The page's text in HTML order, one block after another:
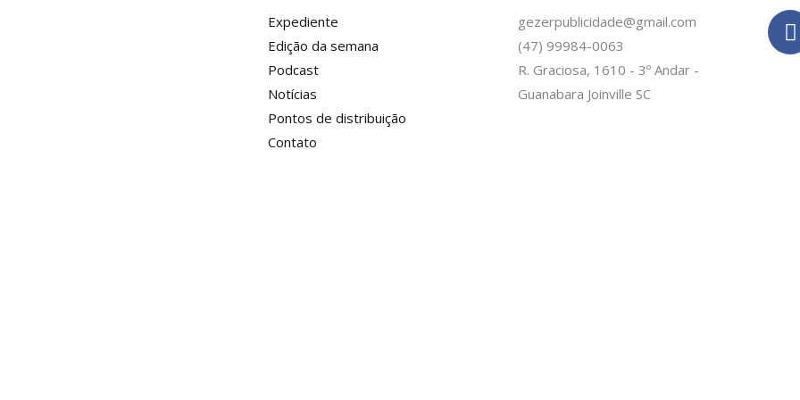
Expediente
Edição da semana
Podcast
Notícias
Pontos de distribuição
Contato
gezerpublicidade@gmail.com
(47) 99984-0063
R. Graciosa, 1610 - 3º Andar -
Guanabara Joinville SC
F
a
c